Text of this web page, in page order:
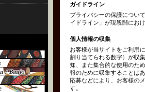
ガイドライン
プライバシーの保護につい
イドライン」が現段階にお
個人情報の収集
お客様が当サイトをご利用
割り当てられる数字）が収
知、また集合的な使用のた
報のために収集することは
応募などにより、お客様の
す。